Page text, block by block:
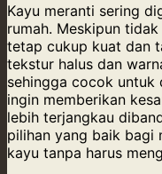
Kayu meranti sering
rumah. Meskipun
tetap cukup kuat dan
tekstur halus dan
sehingga cocok untuk
ingin memberikan
lebih terjangkau
pilihan yang baik bagi
kayu tanpa harus